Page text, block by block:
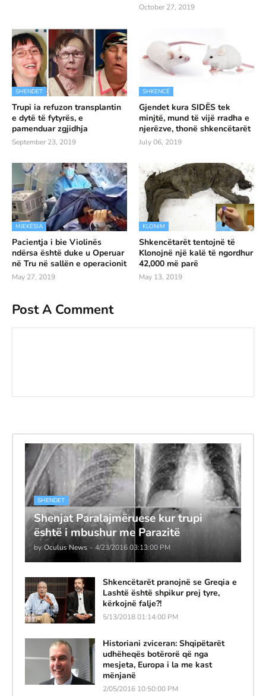
October 27, 2019
SHENDET
Trupi ia refuzon transplantin
e dytë të fytyrës, e
pamenduar zgjidhja
September 23, 2019
SHKENCË
Gjendet kura SIDËS tek
minjtë, mund të vijë rradha e
njerëzve, thonë shkencëtarët
July 06, 2019
MJEKËSIA
Pacientja i bie Violinës
ndërsa është duke u Operuar
në Tru në sallën e operacionit
May 27, 2019
KLONIM
Shkencëtarët tentojnë të
Klonojnë një kalë të ngordhur
42,000 më parë
May 13, 2019
Post A Comment
SHENDET
Shenjat Paralajmëruese kur trupi
është i mbushur me Parazitë
by Oculus News - 4/23/2016 03:13:00 PM
Shkencëtarët pranojnë se Greqia e
Lashtë është shpikur prej tyre,
kërkojnë falje?!
5/13/2018 01:14:00 PM
Historiani zviceran: Shqipëtarët
udhëheqës botërorë që nga
mesjeta, Europa i la me kast
mënjanë
2/05/2016 10:50:00 PM